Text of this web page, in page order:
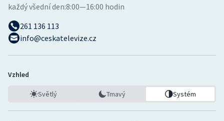
každý všední den:8:00—16:00 hodin
261 136 113
info@ceskatelevize.cz
Vzhled
Světlý Tmavý Systém